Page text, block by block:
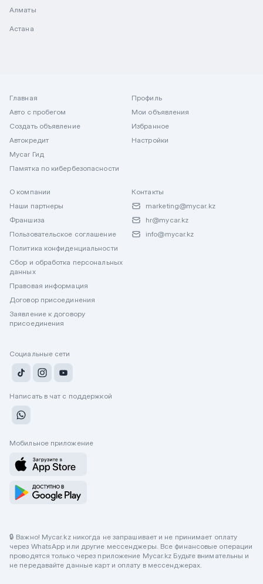
Алматы
Астана
Главная
Авто с пробегом
Создать объявление
Автокредит
Mycar Гид
Памятка по кибербезопасности
Профиль
Мои объявления
Избранное
Настройки
О компании
Наши партнеры
Франшиза
Пользовательское соглашение
Политика конфиденциальности
Сбор и обработка персональных
данных
Правовая информация
Договор присоединения
Заявление к договору
присоединения
Контакты
marketing@mycar.kz
hr@mycar.kz
info@mycar.kz
Социальные сети
Написать в чат с поддержкой
Мобильное приложение
🔒 Важно! Mycar.kz никогда не запрашивает и не принимает оплату
через WhatsApp или другие мессенджеры. Все финансовые операции
проводятся только через приложение Mycar.kz Будьте внимательны и
не передавайте данные карт и оплату в мессенджерах.